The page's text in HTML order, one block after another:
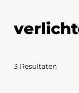
3 Resultaten